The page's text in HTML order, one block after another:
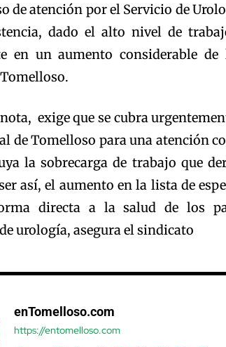
de atención por el Servicio de
dado el alto nivel de
en un aumento considerable
nota, exige que se cubra
de Tomelloso para una atención
la sobrecarga de trabajo que
así, el aumento en la lista de
directa a la salud de los
urología, asegura el sindicato
enTomelloso.com
https://entomelloso.com